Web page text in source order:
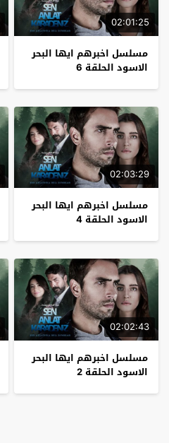
02:01:25
مسلسل اخبرهم ايها البحر
الاسود الحلقة 6
02:03:29
مسلسل اخبرهم ايها البحر
الاسود الحلقة 4
02:02:43
مسلسل اخبرهم ايها البحر
الاسود الحلقة 2